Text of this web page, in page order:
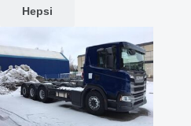
Hepsi